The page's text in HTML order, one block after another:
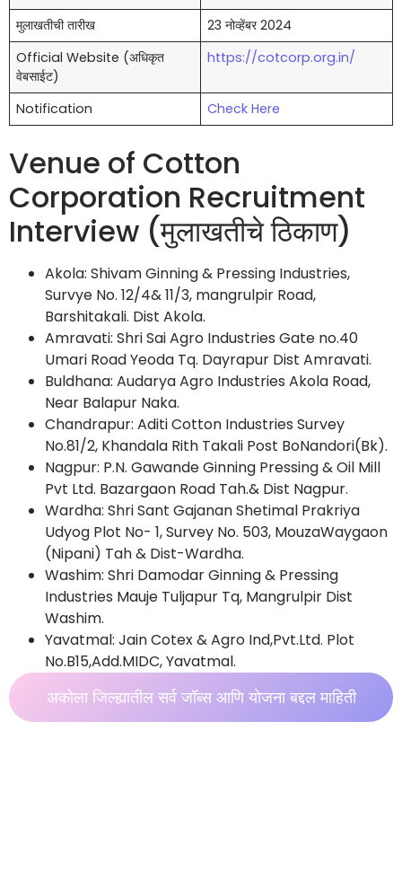
मुलाखतीची तारीख
23 नोव्हेंबर 2024
Official Website (अधिकृत
वेबसाईट)
https://cotcorp.org.in/
Notification Check Here
Venue of Cotton
Corporation Recruitment
Interview (मुलाखतीचे ठिकाण)
Akola: Shivam Ginning & Pressing Industries,
Survye No. 12/4& 11/3, mangrulpir Road,
Barshitakali. Dist Akola.
Amravati: Shri Sai Agro Industries Gate no.40
Umari Road Yeoda Tq. Dayrapur Dist Amravati.
Buldhana: Audarya Agro Industries Akola Road,
Near Balapur Naka.
Chandrapur: Aditi Cotton Industries Survey
No.81/2, Khandala Rith Takali Post BoNandori(Bk).
Nagpur: P.N. Gawande Ginning Pressing & Oil Mill
Pvt Ltd. Bazargaon Road Tah.& Dist Nagpur.
Wardha: Shri Sant Gajanan Shetimal Prakriya
Udyog Plot No- 1, Survey No. 503, MouzaWaygaon
(Nipani) Tah & Dist-Wardha.
Washim: Shri Damodar Ginning & Pressing
Industries Mauje Tuljapur Tq, Mangrulpir Dist
Washim.
Yavatmal: Jain Cotex & Agro Ind,Pvt.Ltd. Plot
No.B15,Add.MIDC, Yavatmal.
अकोला जिल्ह्यातील सर्व जॉब्स आणि योजना बद्दल माहिती